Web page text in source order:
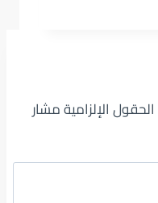
الحقول الإلزامية مشار